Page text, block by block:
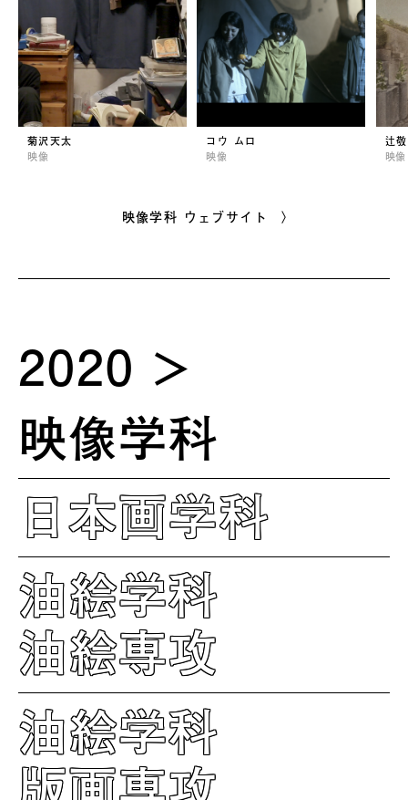
菊沢天太
映像
コウ ムロ
映像
辻
映像
映像学科 ウェブサイト 〉
2020
映像学科
日本画学科
油絵学科
油絵専攻
油絵学科